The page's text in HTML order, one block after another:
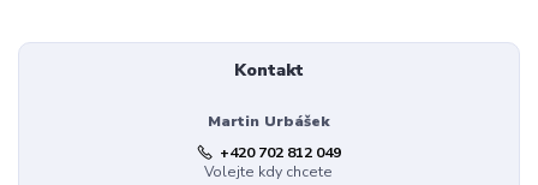
Kontakt
Martin Urbášek
+420 702 812 049
Volejte kdy chcete